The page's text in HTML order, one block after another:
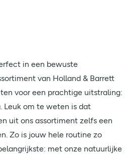
in een bewuste
van Holland & Barrett
voor een prachtige uitstraling:
Leuk om te weten is dat
uit ons assortiment zelfs een
Zo is jouw hele routine zo
met onze natuurlijke